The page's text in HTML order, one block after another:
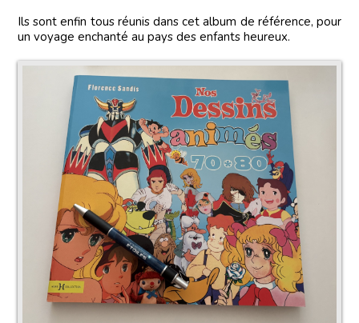
Ils sont enfin tous réunis dans cet album de référence, pour
un voyage enchanté au pays des enfants heureux.